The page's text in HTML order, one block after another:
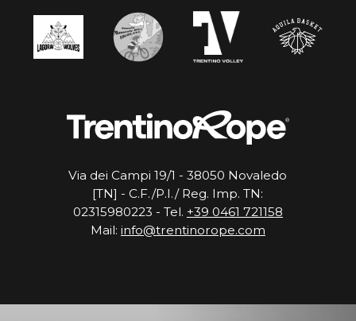
Via dei Campi 19/1 - 38050 Novaledo
[TN] - C.F./P.I./ Reg. Imp. TN:
02315980223 - Tel. +39 0461 721158
Mail: info@trentinorope.com